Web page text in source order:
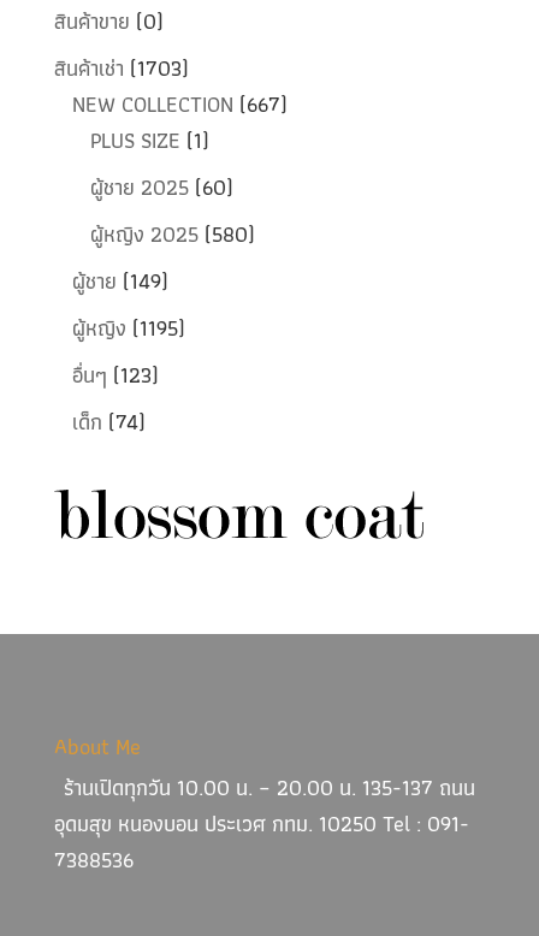
สินค้าขาย (0)
สินค้าเช่า (1703)
NEW COLLECTION (667)
PLUS SIZE (1)
ผู้ชาย 2025 (60)
ผู้หญิง 2025 (580)
ผู้ชาย (149)
ผู้หญิง (1195)
อื่นๆ (123)
เด็ก (74)
About Me
ร้านเปิดทุกวัน 10.00 น. – 20.00 น. 135-137 ถนน
อุดมสุข หนองบอน ประเวศ กทม. 10250 Tel : 091-
7388536